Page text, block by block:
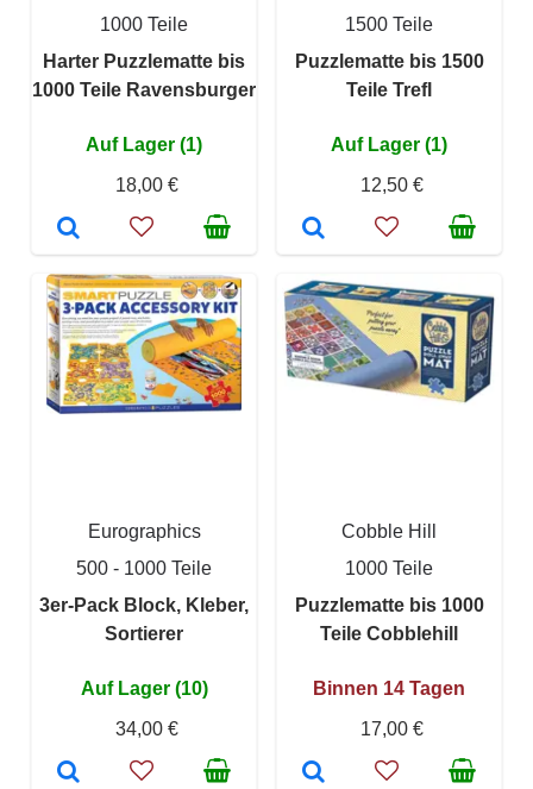
1000 Teile
Harter Puzzlematte bis
1000 Teile Ravensburger
Auf Lager (1)
18,00 €
1500 Teile
Puzzlematte bis 1500
Teile Trefl
Auf Lager (1)
12,50 €
Eurographics
500 - 1000 Teile
3er-Pack Block, Kleber,
Sortierer
Auf Lager (10)
34,00 €
Cobble Hill
1000 Teile
Puzzlematte bis 1000
Teile Cobblehill
Binnen 14 Tagen
17,00 €